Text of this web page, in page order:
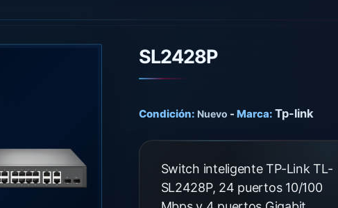
SL2428P
Condición: Nuevo - Marca: Tp-link
Switch inteligente TP-Link TL-
SL2428P, 24 puertos 10/100